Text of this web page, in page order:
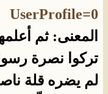
UserProfile=0
المعنى: ثم
تركوا نصرة
لم يضره قلة